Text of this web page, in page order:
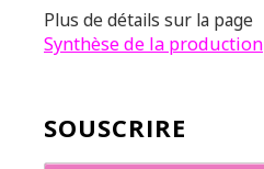
Plus de détails sur la page
Synthèse de la production
SOUSCRIRE